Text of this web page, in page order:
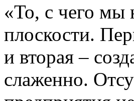
«То, с чего мы
плоскости.
и вторая –
слаженно.